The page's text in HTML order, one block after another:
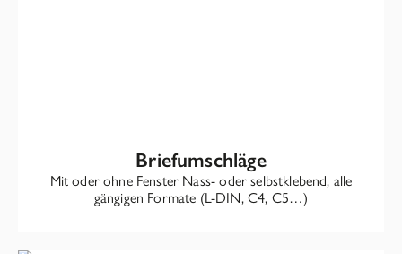
Briefumschläge
Mit oder ohne Fenster Nass- oder selbstklebend, alle
gängigen Formate (L-DIN, C4, C5…)